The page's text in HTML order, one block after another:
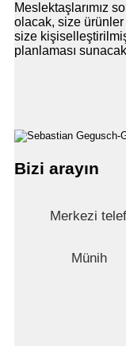
Meslektaşlarımız
olacak, size
size
planlaması
Bizi arayın
Merkezi
Münih